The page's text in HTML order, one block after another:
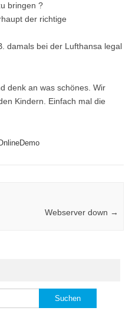
bringen ?
der richtige
damals bei der Lufthansa legal
denk an was schönes. Wir
Kindern. Einfach mal die
Webserver down →